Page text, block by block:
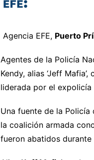
Agencia EFE, Puerto
Agentes de la Policía
Kendy, alias ‘Jeff
liderada por el expolicía
Una fuente de la
la coalición armada
fueron abatidos